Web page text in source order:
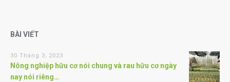
BÀI VIẾT
30 Tháng 3, 2023
Nông nghiệp hữu cơ nói chung và rau hữu cơ ngày
nay nói riêng…